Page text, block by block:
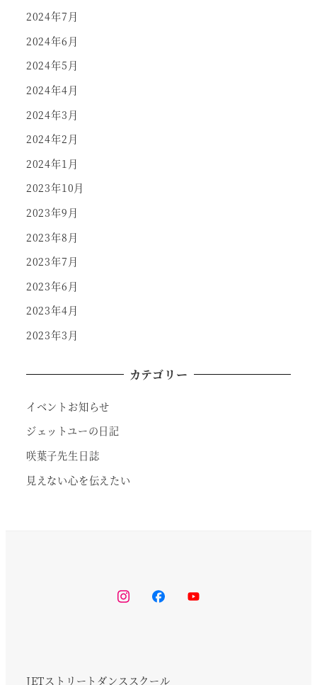
2024年7月
2024年6月
2024年5月
2024年4月
2024年3月
2024年2月
2024年1月
2023年10月
2023年9月
2023年8月
2023年7月
2023年6月
2023年4月
2023年3月
カテゴリー
イベントお知らせ
ジェットユーの日記
咲葉子先生日誌
見えない心を伝えたい
instagram
facebook
youtube
JETストリートダンススクール